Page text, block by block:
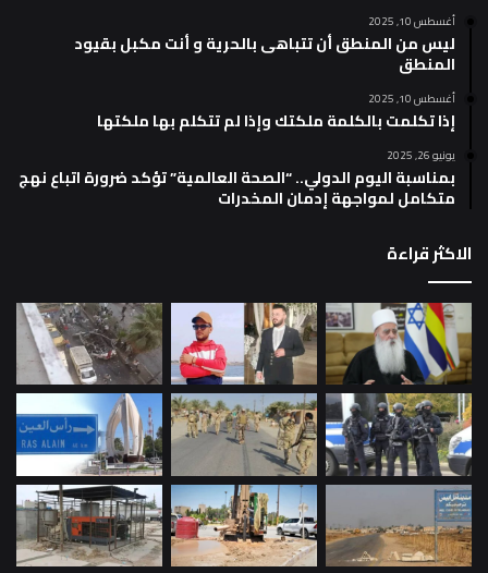
أغسطس 10, 2025
ليس من المنطق أن تتباهى بالحرية و أنت مكبل بقيود
المنطق
أغسطس 10, 2025
إذا تكلمت بالكلمة ملكتك وإذا لم تتكلم بها ملكتها
يونيو 26, 2025
بمناسبة اليوم الدولي.. “الصحة العالمية” تؤكد ضرورة اتباع نهج
متكامل لمواجهة إدمان المخدرات
الاكثر قراءة